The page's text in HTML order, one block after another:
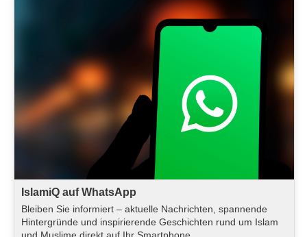
IslamiQ auf WhatsApp
Bleiben Sie informiert – aktuelle Nachrichten, spannende
Hintergründe und inspirierende Geschichten rund um Islam